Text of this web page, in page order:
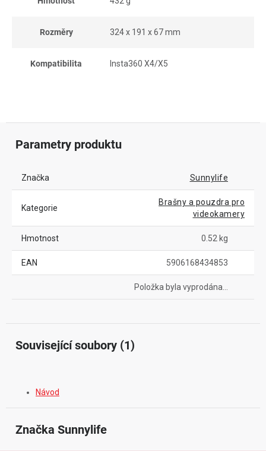
Rozměry 324 x 191 x 67 mm
Kompatibilita Insta360 X4/X5
Parametry produktu
Značka Sunnylife
Kategorie
Brašny a pouzdra pro
videokamery
Hmotnost 0.52 kg
EAN 5906168434853
Položka byla vyprodána…
Související soubory (1)
Návod
Značka Sunnylife